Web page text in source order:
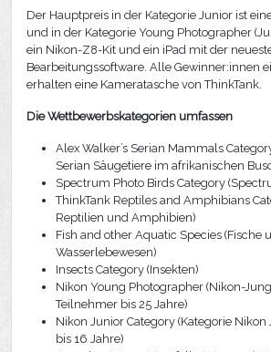
Der Hauptpreis in der Kategorie Junior ist
und in der Kategorie Young Photographer
ein Nikon-Z8-Kit und ein iPad mit der
Bearbeitungssoftware. Alle Gewinner:innen
erhalten eine Kameratasche von ThinkTank.
Die Wettbewerbskategorien umfassen
Alex Walker’s Serian Mammals
Serian Säugetiere im afrikanischen
Spectrum Photo Birds Category
ThinkTank Reptiles and Amphibians
Reptilien und Amphibien)
Fish and other Aquatic Species (Fische
Wasserlebewesen)
Insects Category (Insekten)
Nikon Young Photographer (Nikon-
Teilnehmer bis 25 Jahre)
Nikon Junior Category (Kategorie
bis 16 Jahre)